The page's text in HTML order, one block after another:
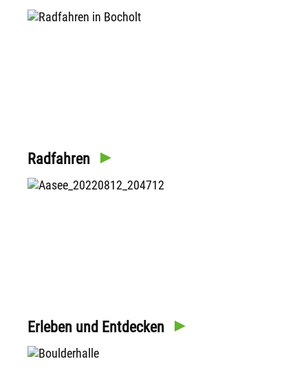
Radfahren
Erleben und Entdecken